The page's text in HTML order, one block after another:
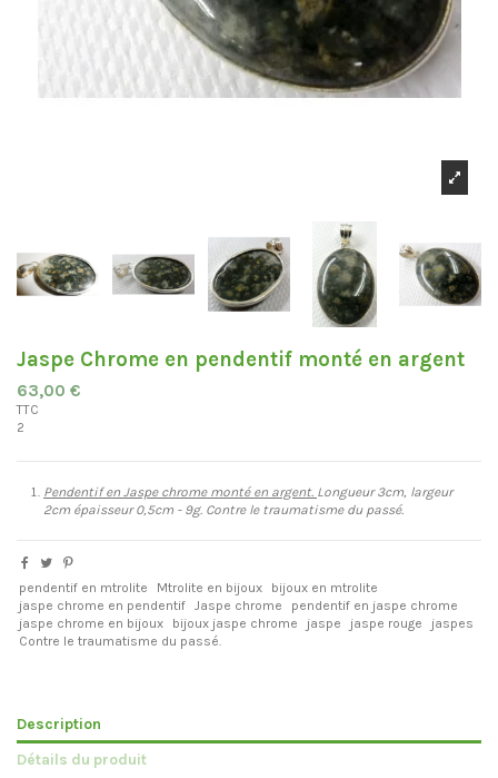
Jaspe Chrome en pendentif monté en argent
63,00 €
TTC
2
Pendentif en Jaspe chrome monté en argent. Longueur 3cm, largeur
2cm épaisseur 0,5cm - 9g. Contre le traumatisme du passé.
pendentif en mtrolite Mtrolite en bijoux
bijoux en mtrolite
jaspe chrome en pendentif Jaspe chrome
pendentif en jaspe chrome
jaspe chrome en bijoux
bijoux jaspe chrome jaspe jaspe rouge
jaspes
Contre le traumatisme du passé.
Description
Détails du produit